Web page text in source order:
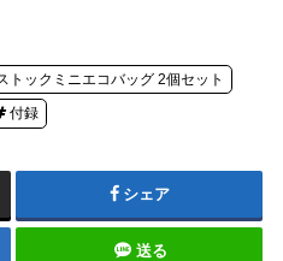
トックミニエコバッグ 2個セット
付録
シェア
送る